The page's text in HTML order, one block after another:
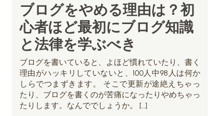
ブログをやめる理由は？初
心者ほど最初にブログ知識
と法律を学ぶべき
ブログを書いていると、よほど慣れていたり、書く
理由がハッキリしていないと、100人中98人は何か
しらでつまずきます。 そこで更新が途絶えちゃっ
たり、ブログを書くのが苦痛になったりやめちゃっ
たりします。なんででしょうか。 […]